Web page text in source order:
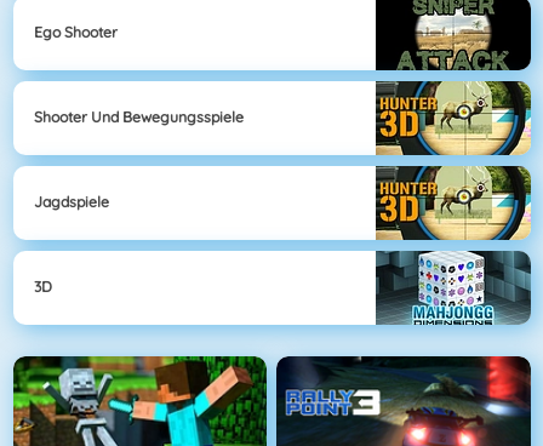
Ego Shooter
Shooter Und Bewegungsspiele
Jagdspiele
3D